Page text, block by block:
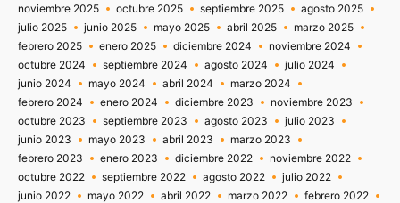
noviembre 2025
octubre 2025 septiembre 2025
agosto 2025
julio 2025
junio 2025 mayo 2025 abril 2025
marzo 2025
febrero 2025
enero 2025 diciembre 2024
noviembre 2024
octubre 2024
septiembre 2024 agosto 2024
julio 2024
junio 2024
mayo 2024 abril 2024
marzo 2024
febrero 2024
enero 2024 diciembre 2023
noviembre 2023
octubre 2023
septiembre 2023 agosto 2023
julio 2023
junio 2023
mayo 2023 abril 2023
marzo 2023
febrero 2023
enero 2023 diciembre 2022
noviembre 2022
octubre 2022
septiembre 2022 agosto 2022
julio 2022
junio 2022
mayo 2022 abril 2022 marzo 2022
febrero 2022